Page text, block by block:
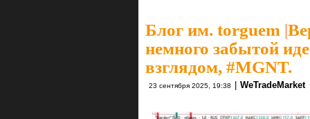
Блог им. torguem |
немного забытой
взглядом, #MGNT.
23 сентября 2025, 19:38 | WeTradeMarket